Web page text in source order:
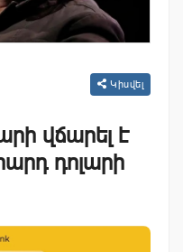
Կիսվել
վճարել է
դոլարի